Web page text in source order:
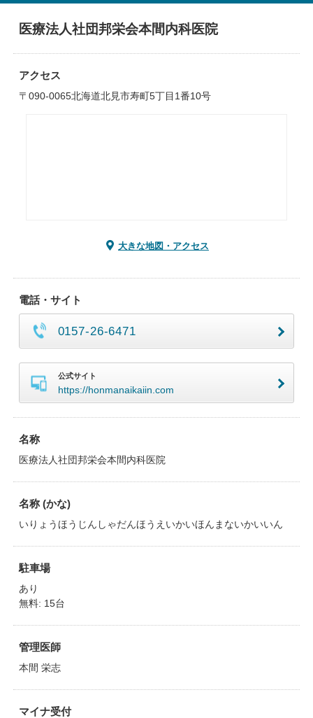
医療法人社団邦栄会本間内科医院
アクセス
〒090-0065北海道北見市寿町5丁目1番10号
大きな地図・アクセス
電話・サイト
0157-26-6471
公式サイト
https://honmanaikaiin.com
名称
医療法人社団邦栄会本間内科医院
名称 (かな)
いりょうほうじんしゃだんほうえいかいほんまないかいいん
駐車場
あり
無料: 15台
管理医師
本間 栄志
マイナ受付